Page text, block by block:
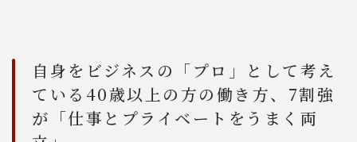
自身をビジネスの「プロ」として考え
ている40歳以上の方の働き方、7割強
が「仕事とプライベートをうまく両